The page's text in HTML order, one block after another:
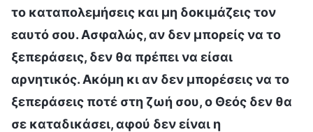
το καταπολεμήσεις και μη δοκιμάζεις τον
εαυτό σου. Ασφαλώς, αν δεν μπορείς να το
ξεπεράσεις, δεν θα πρέπει να είσαι
αρνητικός. Ακόμη κι αν δεν μπορέσεις να το
ξεπεράσεις ποτέ στη ζωή σου, ο Θεός δεν θα
σε καταδικάσει, αφού δεν είναι η